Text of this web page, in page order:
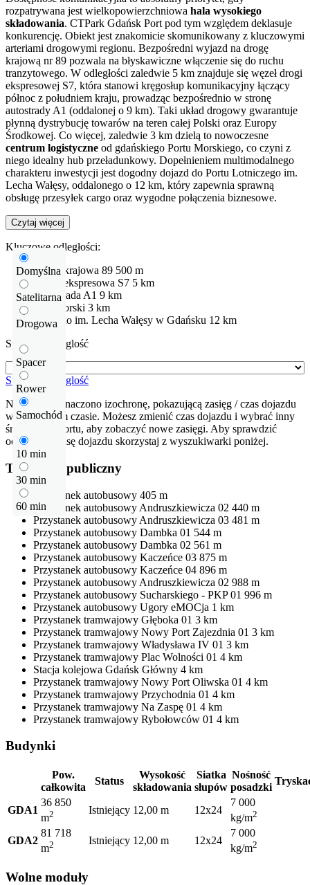
rozpatrywana jest wielkopowierzchniowa hala wysokiego
składowania. CTPark Gdańsk Port pod tym względem deklasuje
konkurencję. Obiekt jest znakomicie skomunikowany z kluczowymi
arteriami drogowymi regionu. Bezpośredni wyjazd na drogę
krajową nr 89 pozwala na błyskawiczne włączenie się do ruchu
tranzytowego. W odległości zaledwie 5 km znajduje się węzeł drogi
ekspresowej S7, która stanowi kręgosłup komunikacyjny łączący
północ z południem kraju, prowadząc bezpośrednio w stronę
autostrady A1 (oddalonej o 9 km). Taki układ drogowy gwarantuje
płynną dystrybucję towarów na teren całej Polski oraz Europy
Środkowej. Co więcej, zaledwie 3 km dzielą to nowoczesne
centrum logistyczne od gdańskiego Portu Morskiego, co czyni z
niego idealny hub przeładunkowy. Dopełnieniem multimodalnego
charakteru inwestycji jest dogodny dojazd do Portu Lotniczego im.
Lecha Wałęsy, oddalonego o 12 km, który zapewnia sprawną
obsługę przesyłek cargo oraz wygodne połączenia biznesowe.
Czytaj więcej
Domyślna
Satelitarna
Drogowa
Spacer
Rower
Samochód
10 min
30 min
60 min
Kluczowe odległości:
Droga krajowa 89 500 m
Droga ekspresowa S7 5 km
Autostrada A1 9 km
Port Morski 3 km
Lotnisko im. Lecha Wałęsy w Gdańsku 12 km
Sprawdź odleglość
Sprawdź odleglość
Na mapie zaznaczono izochronę, pokazującą zasięg / czas dojazdu
w określonym czasie. Możesz zmienić czas dojazdu i wybrać inny
środek transportu, aby zobaczyć nowe zasięgi. Aby sprawdzić
odłegłość i trasę dojazdu skorzystaj z wyszukiwarki poniżej.
Transport publiczny
Przystanek autobusowy 405 m
Przystanek autobusowy Andruszkiewicza 02 440 m
Przystanek autobusowy Andruszkiewicza 03 481 m
Przystanek autobusowy Dambka 01 544 m
Przystanek autobusowy Dambka 02 561 m
Przystanek autobusowy Kaczeńce 03 875 m
Przystanek autobusowy Kaczeńce 04 896 m
Przystanek autobusowy Andruszkiewicza 02 988 m
Przystanek autobusowy Sucharskiego - PKP 01 996 m
Przystanek autobusowy Ugory eMOCja 1 km
Przystanek tramwajowy Głęboka 01 3 km
Przystanek tramwajowy Nowy Port Zajezdnia 01 3 km
Przystanek tramwajowy Władysława IV 01 3 km
Przystanek tramwajowy Plac Wolności 01 4 km
Stacja kolejowa Gdańsk Główny 4 km
Przystanek tramwajowy Nowy Port Oliwska 01 4 km
Przystanek tramwajowy Przychodnia 01 4 km
Przystanek tramwajowy Na Zaspę 01 4 km
Przystanek tramwajowy Rybołowców 01 4 km
Budynki
Pow.
całkowita
Status
Wysokość
składowania
Siatka
słupów
Nośność
posadzki
GDA1
36 850
m2 Istniejący 12,00 m 12x24
7 000
kg/m2
GDA2
81 718
m2 Istniejący 12,00 m 12x24
7 000
kg/m2
Wolne moduły